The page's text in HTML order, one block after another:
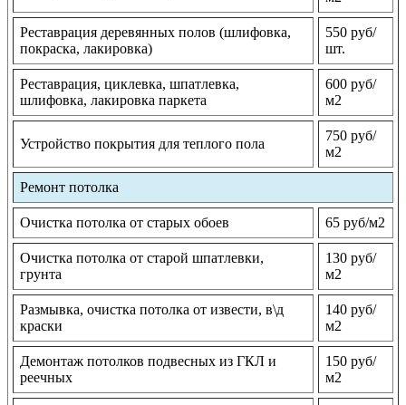
Реставрация деревянных полов (шлифовка,
покраска, лакировка)
550 руб/
шт.
Реставрация, циклевка, шпатлевка,
шлифовка, лакировка паркета
600 руб/
м2
Устройство покрытия для теплого пола
750 руб/
м2
Ремонт потолка
Очистка потолка от старых обоев 65 руб/м2
Очистка потолка от старой шпатлевки,
грунта
130 руб/
м2
Размывка, очистка потолка от извести, в\д
краски
140 руб/
м2
Демонтаж потолков подвесных из ГКЛ и
реечных
150 руб/
м2